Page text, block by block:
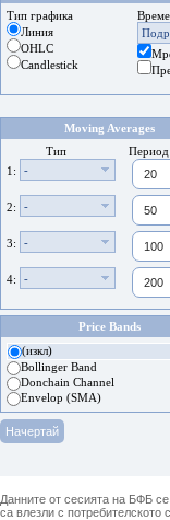
Тип графика
Линия
OHLC
Candlestick
Moving Averages
Тип
Период
1:
-
2: -
3: -
4: -
Price Bands
(изкл)
Bollinger Band
Donchain Channel
Envelop (SMA)
Данните от сесията на БФБ
са влезли с потребителското